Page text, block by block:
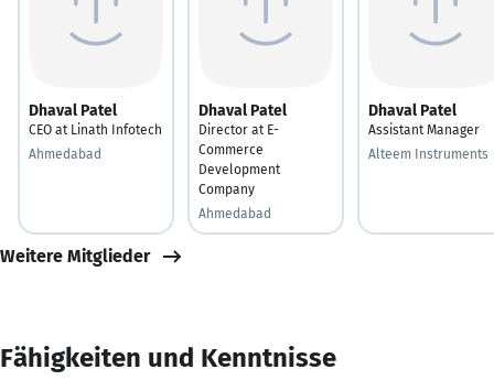
Dhaval Patel
CEO at Linath Infotech
Ahmedabad
Dhaval Patel
Director at E-
Commerce
Development
Company
Ahmedabad
Dhaval Patel
Assistant Manager
Alteem Instruments
Weitere Mitglieder
Fähigkeiten und Kenntnisse